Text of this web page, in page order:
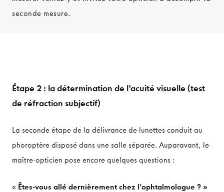
seconde mesure.
Étape 2 : la détermination de l'acuité visuelle (test
de réfraction subjectif)
La seconde étape de la délivrance de lunettes conduit au
phoroptère disposé dans une salle séparée. Auparavant, le
maître-opticien pose encore quelques questions :
« Êtes-vous allé dernièrement chez l'ophtalmologue ? »